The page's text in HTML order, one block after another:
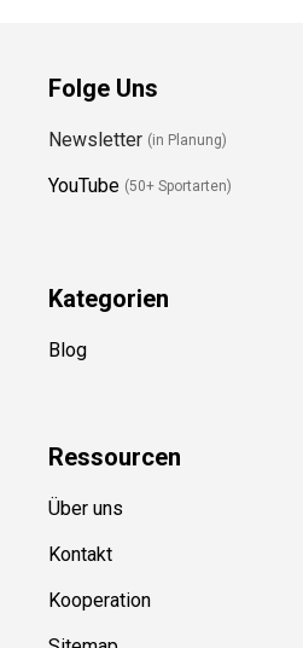
Newsletter
YouTube (50+ Sportarten)
Blog
Über uns
Kontakt
Kooperation
Sitemap